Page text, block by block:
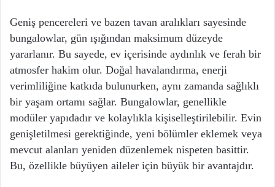
Geniş pencereleri ve bazen tavan aralıkları sayesinde
bungalowlar, gün ışığından maksimum düzeyde
yararlanır. Bu sayede, ev içerisinde aydınlık ve ferah bir
atmosfer hakim olur. Doğal havalandırma, enerji
verimliliğine katkıda bulunurken, aynı zamanda sağlıklı
bir yaşam ortamı sağlar. Bungalowlar, genellikle
modüler yapıdadır ve kolaylıkla kişiselleştirilebilir. Evin
genişletilmesi gerektiğinde, yeni bölümler eklemek veya
mevcut alanları yeniden düzenlemek nispeten basittir.
Bu, özellikle büyüyen aileler için büyük bir avantajdır.